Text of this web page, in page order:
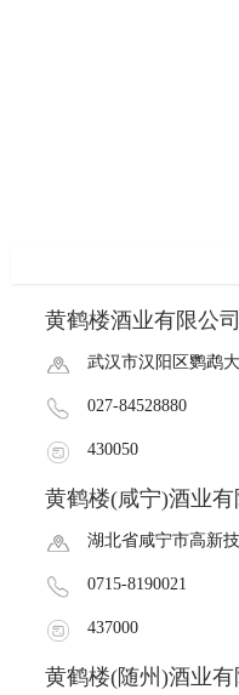
黄鹤楼酒业有限公司
武汉市汉阳区鹦鹉
027-84528880
430050
黄鹤楼(咸宁)酒业有
湖北省咸宁市高新
0715-8190021
437000
黄鹤楼(随州)酒业有